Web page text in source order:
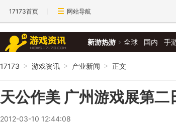
17173首页 网站导航
新游热游 全球 国内 手
17173 > 游戏资讯 > 产业新闻 > 正文
天公作美 广州游戏展第二
2012-03-10 12:44:08